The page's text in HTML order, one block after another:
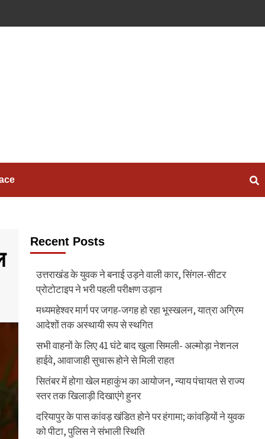
Recent Posts
उत्तराखंड के युवक ने बनाई उड़ने वाली कार, सिंगल-सीटर
प्रोटोटाइप ने भरी पहली परीक्षण उड़ान
मध्यमहेश्वर मार्ग पर जगह-जगह हो रहा भूस्खलन, यात्रा अग्रिम
आदेशों तक अस्थायी रूप से स्थगित
सभी वाहनों के लिए 41 घंटे बाद खुला सिमली- अल्मोड़ा नेशनल
हाईवे, आवाजाही सुचारू होने से मिली राहत
सितंबर में होगा खेल महाकुंभ का आयोजन, न्याय पंचायत से राज्य
स्तर तक खिलाड़ी दिखाएंगे हुनर
दरियापुर के पास कांवड़ खंडित होने पर हंगामा; कांवड़ियों ने युवक
को पीटा, पुलिस ने संभाली स्थिति